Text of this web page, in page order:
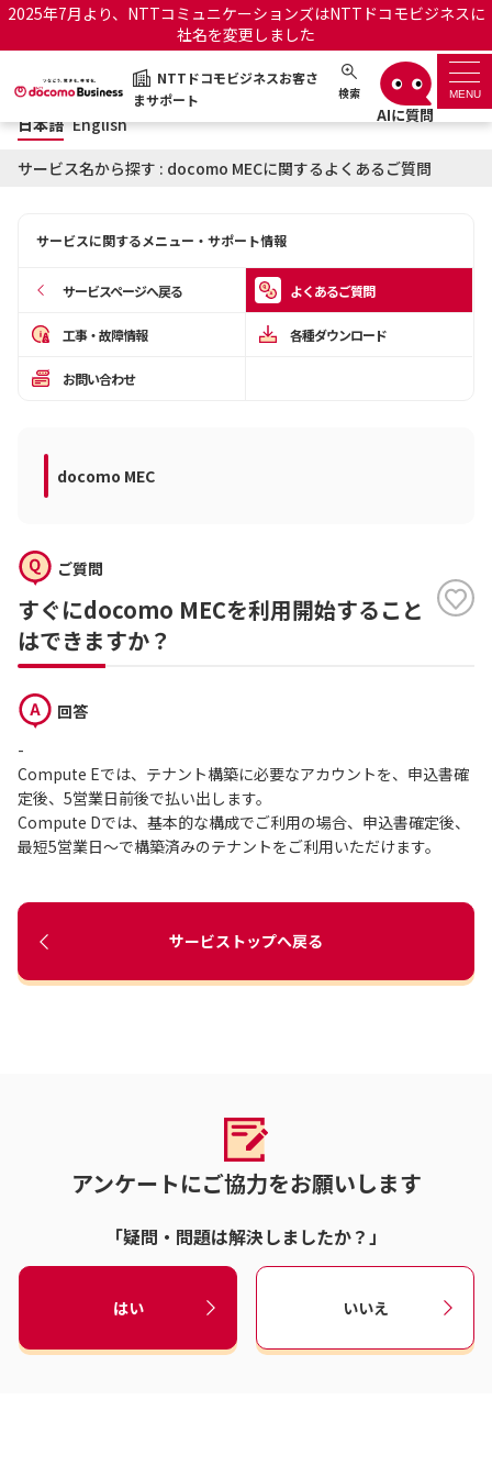
2025年7月より、NTTコミュニケーションズはNTTドコモビジネスに
社名を変更しました
NTTドコモビジネスお客さ
まサポート
検索 MENU
NTTドコモビジネスお客さまサポート 日本語 English
サポートトップ
お知らせ サポートサイトの使い方
OCNのお客さまはこちら
日本語 English
サービス名から探す : docomo MECに関するよくあるご質問
サービスに関するメニュー・サポート情報
サービスページへ戻る よくあるご質問
工事・故障情報 各種ダウンロード
お問い合わせ
docomo MEC
ご質問
すぐにdocomo MECを利用開始すること
はできますか？
回答
-
Compute Eでは、テナント構築に必要なアカウントを、申込書確
定後、5営業日前後で払い出します。
Compute Dでは、基本的な構成でご利用の場合、申込書確定後、
最短5営業日～で構築済みのテナントをご利用いただけます。
サービストップへ戻る
アンケートにご協力をお願いします
「疑問・問題は解決しましたか？」
はい いいえ